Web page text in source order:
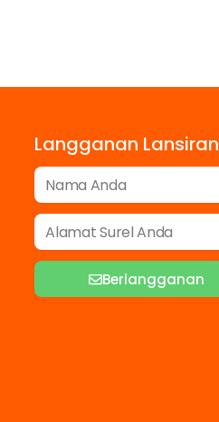
Langganan Lansiran
Berlangganan